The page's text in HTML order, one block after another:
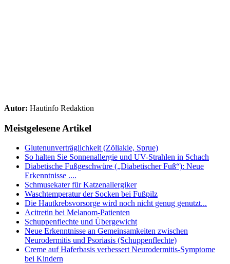
Autor: Hautinfo Redaktion
Meistgelesene Artikel
Glutenunverträglichkeit (Zöliakie, Sprue)
So halten Sie Sonnenallergie und UV-Strahlen in Schach
Diabetische Fußgeschwüre („Diabetischer Fuß“): Neue
Erkenntnisse ....
Schmusekater für Katzenallergiker
Waschtemperatur der Socken bei Fußpilz
Die Hautkrebsvorsorge wird noch nicht genug genutzt...
Acitretin bei Melanom-Patienten
Schuppenflechte und Übergewicht
Neue Erkenntnisse an Gemeinsamkeiten zwischen
Neurodermitis und Psoriasis (Schuppenflechte)
Creme auf Haferbasis verbessert Neurodermitis-Symptome
bei Kindern